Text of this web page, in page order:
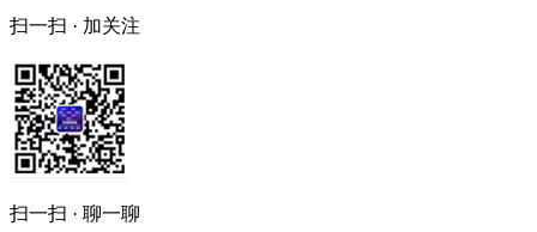
扫一扫 · 加关注
扫一扫 · 聊一聊